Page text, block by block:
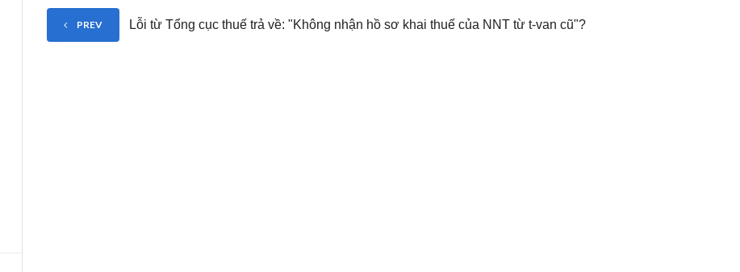
PREV Lỗi từ Tổng cục thuế trả về: "Không nhận hồ sơ khai thuế của NNT từ t-van cũ"?